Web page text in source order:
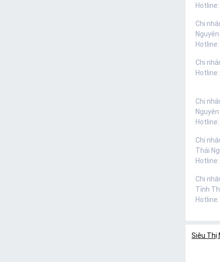
Hotline:
Chi
Nguyên
Hotline:
Chi
Hotline:
Chi
Nguyên
Hotline:
Chi
Thái
Hotline:
Chi
Tỉnh
Hotline:
Siêu Thị